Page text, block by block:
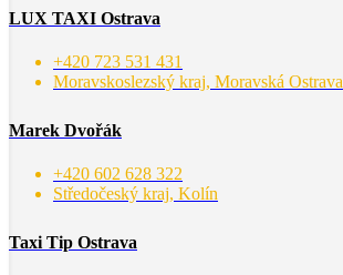
LUX TAXI Ostrava
+420 723 531 431
Moravskoslezský kraj, Moravská Ostrava
Marek Dvořák
+420 602 628 322
Středočeský kraj, Kolín
Taxi Tip Ostrava